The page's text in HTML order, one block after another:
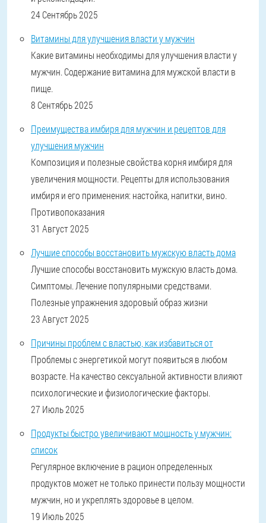
24 Сентябрь 2025
Витамины для улучшения власти у мужчин
Какие витамины необходимы для улучшения власти у
мужчин. Содержание витамина для мужской власти в
пище.
8 Сентябрь 2025
Преимущества имбиря для мужчин и рецептов для
улучшения мужчин
Композиция и полезные свойства корня имбиря для
увеличения мощности. Рецепты для использования
имбиря и его применения: настойка, напитки, вино.
Противопоказания
31 Август 2025
Лучшие способы восстановить мужскую власть дома
Лучшие способы восстановить мужскую власть дома.
Симптомы. Лечение популярными средствами.
Полезные упражнения здоровый образ жизни
23 Август 2025
Причины проблем с властью, как избавиться от
Проблемы с энергетикой могут появиться в любом
возрасте. На качество сексуальной активности влияют
психологические и физиологические факторы.
27 Июль 2025
Продукты быстро увеличивают мощность у мужчин:
список
Регулярное включение в рацион определенных
продуктов может не только принести пользу мощности
мужчин, но и укреплять здоровье в целом.
19 Июль 2025